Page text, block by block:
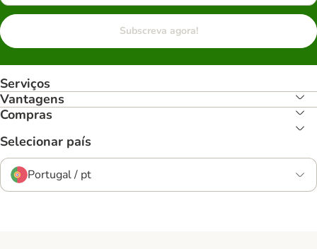
Subscreva agora!
Serviços
Vantagens
Compras
Selecionar país
Portugal / pt